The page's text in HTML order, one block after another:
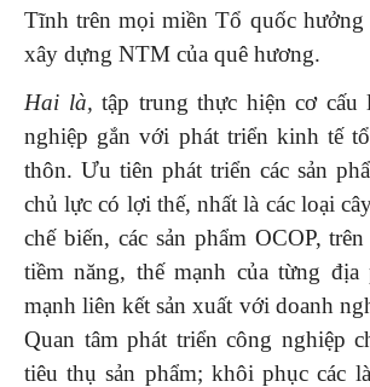
Tĩnh trên mọi miền Tổ quốc hưởng
xây dựng NTM của quê hương.
Hai là, tập trung thực hiện cơ cấu
nghiệp gắn với phát triển kinh tế
thôn. Ưu tiên phát triển các sản
chủ lực có lợi thế, nhất là các loại
chế biến, các sản phẩm OCOP,
tiềm năng, thế mạnh của từng địa
mạnh liên kết sản xuất với doanh
Quan tâm phát triển công nghiệp
tiêu thụ sản phẩm; khôi phục các